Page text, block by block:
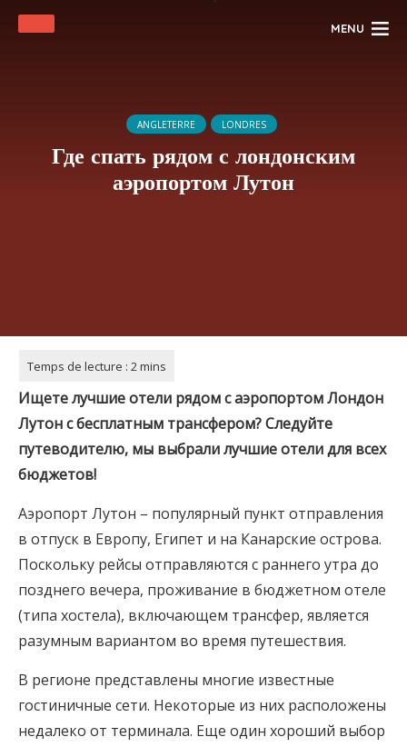
MENU
ANGLETERRE LONDRES
Где спать рядом с лондонским
аэропортом Лутон
Ищете лучшие отели рядом с аэропортом Лондон
Лутонс бесплатным трансфером? Следуйте
путеводителю, мы выбрали лучшие отели для всех
бюджетов!
Аэропорт Лутон – популярный пункт отправления
в отпуск в Европу, Египет и на Канарские острова.
Поскольку рейсы отправляются с раннего утра до
позднего вечера, проживание в бюджетном отеле
(типа хостела), включающем трансфер, является
разумным вариантом во время путешествия.
В регионе представлены многие известные
гостиничные сети. Некоторые из них расположены
недалеко от терминала. Еще один хороший выбор